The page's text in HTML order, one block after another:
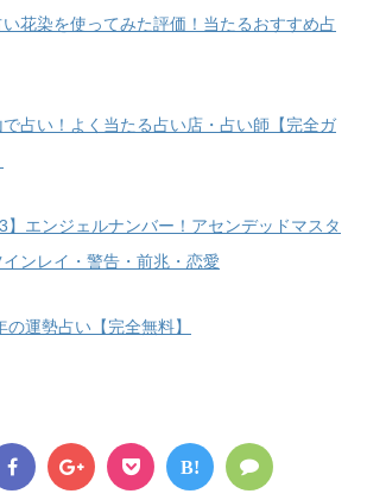
い花染を使ってみた評価！当たるおすすめ占
占い！よく当たる占い店・占い師【完全ガ
】エンジェルナンバー！アセンデッドマスタ
インレイ・警告・前兆・恋愛
の運勢占い【完全無料】
B!